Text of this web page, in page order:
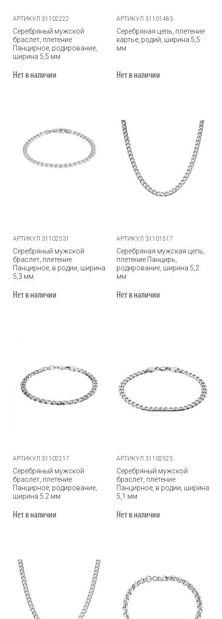
АРТИКУЛ 31102222
Серебряный мужской
браслет, плетение
Панцирное, родирование,
ширина 5,5 мм
Нет в наличии
АРТИКУЛ 31101483
Серебряная цепь, плетение
картье, родий, ширина 5,5
мм
Нет в наличии
АРТИКУЛ 31102531
Серебряный мужской
браслет, плетение
Панцирное, в родии, ширина
5,3 мм
Нет в наличии
АРТИКУЛ 31101517
Серебряная мужская цепь,
плетение Панцирь,
родирование, ширина 5,2
мм
Нет в наличии
АРТИКУЛ 31102217
Серебряный мужской
браслет, плетение
Панцирное, родирование,
ширина 5.2 мм
Нет в наличии
АРТИКУЛ 31102525
Серебряный мужской
браслет, плетение
Панцирное, в родии, ширина
5,1 мм
Нет в наличии